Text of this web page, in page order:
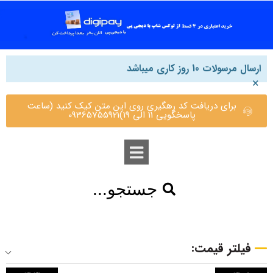
ارسال مرسولات 10 روز کاری میباشد
×
برای دریافت کد رهگیری روی این متن کیک کنید (ساعت
پاسخگویی 11 الی 19)09365755921
جستجو...
فیلتر قیمت: